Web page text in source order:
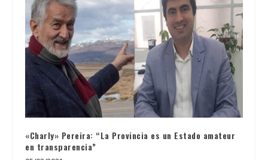
«Charly» Pereira: “La Provincia es un Estado amateur
en transparencia”